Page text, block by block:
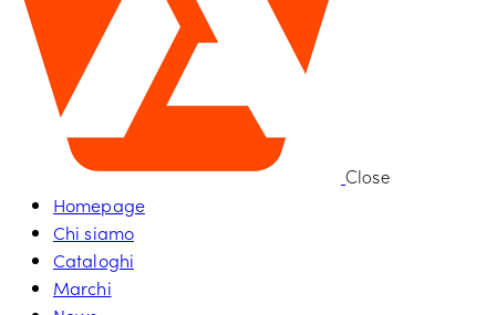
Close
Homepage
Chi siamo
Cataloghi
Marchi